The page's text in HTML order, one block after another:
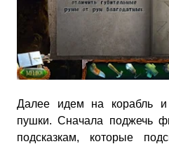
Далее идем на корабль и
пушки. Сначала поджечь
подсказкам, которые